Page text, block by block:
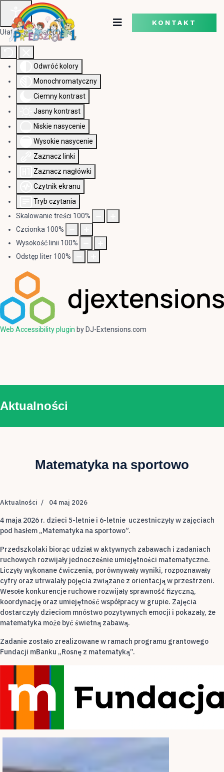
Ułatwienia dostępu
Odwróć kolory
Monochromatyczny
Ciemny kontrast
Jasny kontrast
Niskie nasycenie
Wysokie nasycenie
Zaznacz linki
Zaznacz nagłówki
Czytnik ekranu
Tryb czytania
Skalowanie treści 100%
Czcionka 100%
Wysokość linii 100%
Odstęp liter 100%
Web Accessibility plugin by DJ-Extensions.com
KONTAKT
Aktualności
Matematyka na sportowo
Aktualności 04 maj 2026
4 maja 2026 r. dzieci 5-letnie i 6-letnie uczestniczyły w zajęciach
pod hasłem „Matematyka na sportowo”.
Przedszkolaki biorąc udział w aktywnych zabawach i zadaniach
ruchowych rozwijały jednocześnie umiejętności matematyczne.
Liczyły wykonane ćwiczenia, porównywały wyniki, rozpoznawały
cyfry oraz utrwalały pojęcia związane z orientacją w przestrzeni.
Wesołe konkurencje ruchowe rozwijały sprawność fizyczną,
koordynację oraz umiejętność współpracy w grupie. Zajęcia
dostarczyły dzieciom mnóstwo pozytywnych emocji i pokazały, że
matematyka może być świetną zabawą.
Zadanie zostało zrealizowane w ramach programu grantowego
Fundacji mBanku „Rosnę z matematyką”.